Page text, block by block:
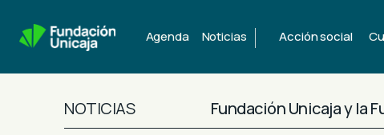
Agenda Noticias | Acción social
NOTICIAS Fundación Unicaja y la